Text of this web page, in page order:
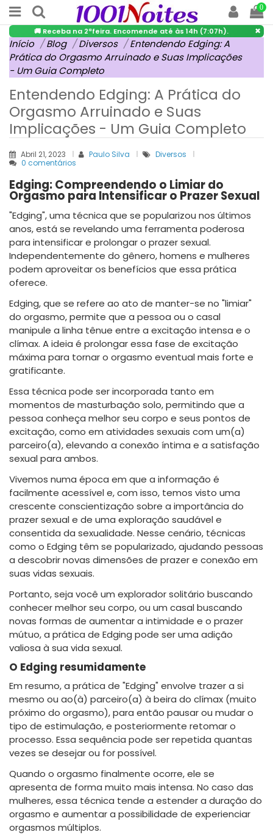
0
🚚 Receba na 2ªfeira. Encomende até às 14h (7:07h). ×
Início Blog Diversos
Entendendo Edging: A
Prática do Orgasmo Arruinado e Suas Implicações
- Um Guia Completo
Entendendo Edging: A Prática do
Orgasmo Arruinado e Suas
Implicações - Um Guia Completo
Abril 21, 2023 Paulo Silva
Diversos
0 comentários
Edging: Compreendendo o Limiar do
Orgasmo para Intensificar o Prazer Sexual
"Edging", uma técnica que se popularizou nos últimos
anos, está se revelando uma ferramenta poderosa
para intensificar e prolongar o prazer sexual.
Independentemente do gênero, homens e mulheres
podem aproveitar os benefícios que essa prática
oferece.
Edging, que se refere ao ato de manter-se no "limiar"
do orgasmo, permite que a pessoa ou o casal
manipule a linha tênue entre a excitação intensa e o
clímax. A ideia é prolongar essa fase de excitação
máxima para tornar o orgasmo eventual mais forte e
gratificante.
Essa técnica pode ser incorporada tanto em
momentos de masturbação solo, permitindo que a
pessoa conheça melhor seu corpo e seus pontos de
excitação, como em atividades sexuais com um(a)
parceiro(a), elevando a conexão íntima e a satisfação
sexual para ambos.
Vivemos numa época em que a informação é
facilmente acessível e, com isso, temos visto uma
crescente conscientização sobre a importância do
prazer sexual e de uma exploração saudável e
consentida da sexualidade. Nesse cenário, técnicas
como o Edging têm se popularizado, ajudando pessoas
a descobrir novas dimensões de prazer e conexão em
suas vidas sexuais.
Portanto, seja você um explorador solitário buscando
conhecer melhor seu corpo, ou um casal buscando
novas formas de aumentar a intimidade e o prazer
mútuo, a prática de Edging pode ser uma adição
valiosa à sua vida sexual.
O Edging resumidamente
Em resumo, a prática de "Edging" envolve trazer a si
mesmo ou ao(à) parceiro(a) à beira do clímax (muito
próximo do orgasmo), para então pausar ou mudar o
tipo de estimulação, e posteriormente retomar o
processo. Essa sequência pode ser repetida quantas
vezes se desejar ou for possível.
Quando o orgasmo finalmente ocorre, ele se
apresenta de forma muito mais intensa. No caso das
mulheres, essa técnica tende a estender a duração do
orgasmo e aumentar a possibilidade de experienciar
orgasmos múltiplos.